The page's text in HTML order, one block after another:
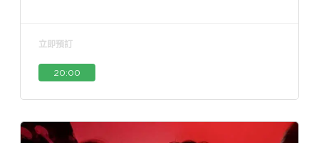
立即預訂
20:00